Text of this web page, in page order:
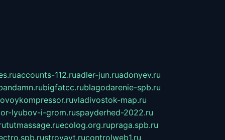
accounts-112.ruadler-jun.ruadonyev.ru
bigfatcc.rublagodarenie-spb.ru
vladivostok-map.ru
lyubov-i-grom.ruspayderhed-2022.ru
tutmassage.ruecolog.org.rupraga.spb.ru
stroyavt.rucontrolweb1.ru